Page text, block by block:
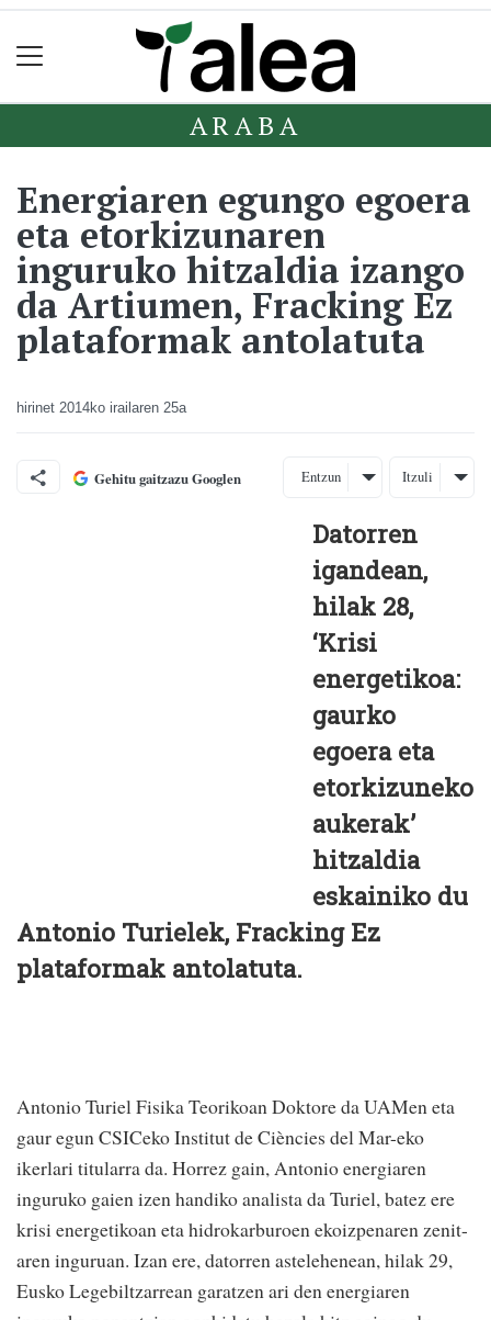
ARABA
Energiaren egungo egoera
eta etorkizunaren
inguruko hitzaldia izango
da Artiumen, Fracking Ez
plataformak antolatuta
hirinet 2014ko irailaren 25a
Gehitu gaitzazu Googlen Entzun Itzuli
Datorren
igandean,
hilak 28,
‘Krisi
energetikoa:
gaurko
egoera eta
etorkizuneko
aukerak’
hitzaldia
eskainiko du
Antonio Turielek, Fracking Ez
plataformak antolatuta.
Antonio Turiel Fisika Teorikoan Doktore da UAMen eta
gaur egun CSICeko Institut de Ciències del Mar-eko
ikerlari titularra da. Horrez gain, Antonio energiaren
inguruko gaien izen handiko analista da Turiel, batez ere
krisi energetikoan eta hidrokarburoen ekoizpenaren zenit-
aren inguruan. Izan ere, datorren astelehenean, hilak 29,
Eusko Legebiltzarrean garatzen ari den energiaren